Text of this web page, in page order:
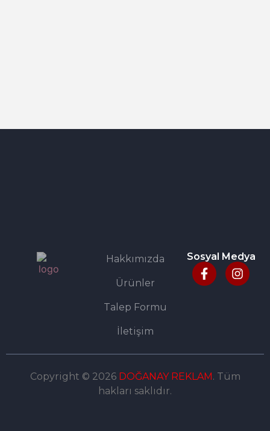
Hakkımızda
Ürünler
Talep Formu
İletişim
Sosyal Medya
Copyright © 2026 DOĞANAY REKLAM. Tüm
hakları saklıdır.